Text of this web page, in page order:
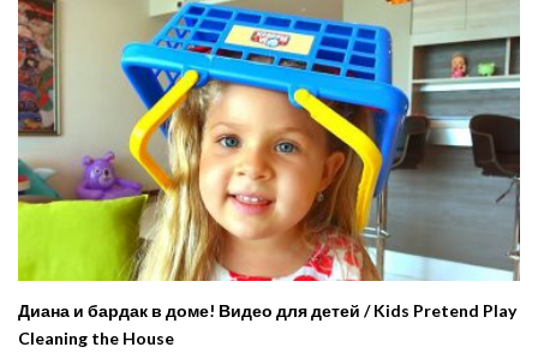
Диана и бардак в доме! Видео для детей / Kids Pretend Play
Cleaning the House